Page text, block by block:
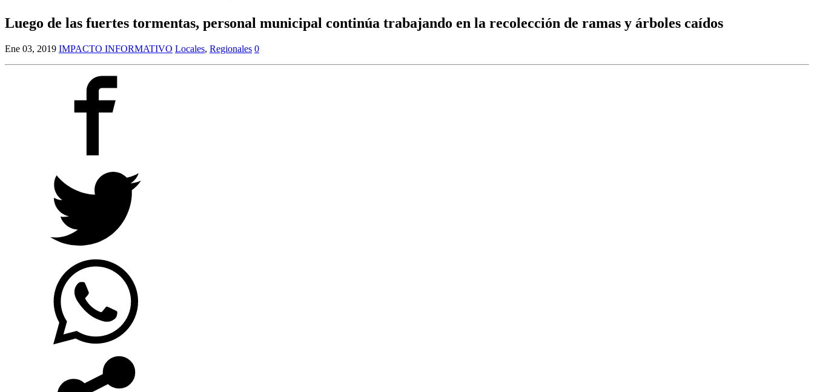
Luego de las fuertes tormentas, personal municipal continúa trabajando en la recolección de ramas y árboles caídos
Ene 03, 2019 IMPACTO INFORMATIVO Locales, Regionales 0